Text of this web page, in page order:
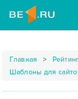
Главная
Шаблоны для